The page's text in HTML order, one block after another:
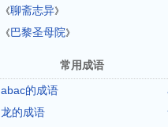
《聊斋志异》
《巴黎圣母院》
常用成语
abac的成语
龙的成语